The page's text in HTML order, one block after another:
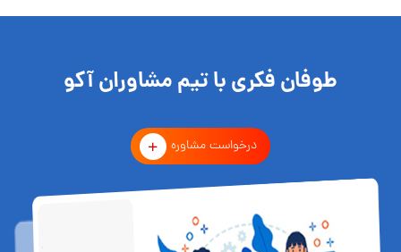
طوفان فکری با تیم مشاوران آکو
درخواست مشاوره